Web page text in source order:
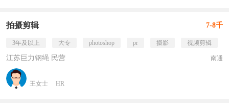
拍摄剪辑 7-8千
3年及以上 大专 photoshop pr 摄影 视频剪辑
江苏巨力钢绳 民营 南通
王女士 HR